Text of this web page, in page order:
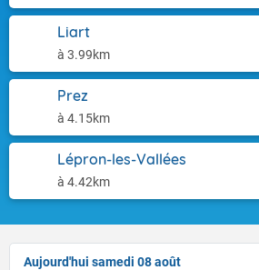
Liart
à 3.99km
Prez
à 4.15km
Lépron-les-Vallées
à 4.42km
Aujourd'hui samedi 08 août